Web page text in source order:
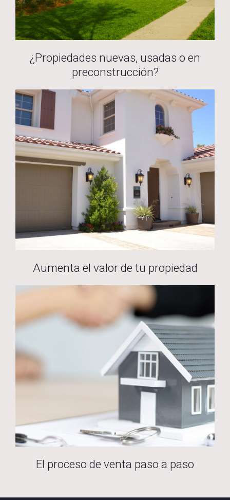
¿Propiedades nuevas, usadas o en
preconstrucción?
Aumenta el valor de tu propiedad
El proceso de venta paso a paso